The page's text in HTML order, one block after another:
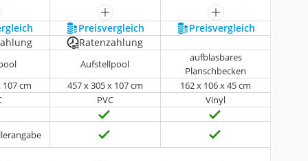
mehr anzeigen mehr anzeigen
Preis­vergleich
Preis­vergleich
Ratenzahlung
Aufstellpool
aufblasbares
Planschbecken
107 cm
457 x 305 x 107 cm
162 x 106 x 45 cm
PVC Vinyl